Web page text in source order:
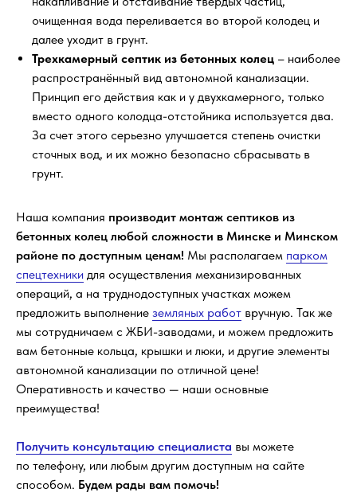
очищенная вода переливается во второй колодец и
далее уходит в грунт.
Трехкамерный септик из бетонных колец – наиболее
распространённый вид автономной канализации.
Принцип его действия как и у двухкамерного, только
вместо одного колодца-отстойника используется два.
За счет этого серьезно улучшается степень очистки
сточных вод, и их можно безопасно сбрасывать в
грунт.
Наша компания производит монтаж септиков из
бетонных колец любой сложности в Минске и Минском
районе по доступным ценам! Мы располагаем парком
спецтехники для осуществления механизированных
операций, а на труднодоступных участках можем
предложить выполнение земляных работ вручную. Так же
мы сотрудничаем с ЖБИ-заводами, и можем предложить
вам бетонные кольца, крышки и люки, и другие элементы
автономной канализации по отличной цене!
Оперативность и качество — наши основные
преимущества!
Получить консультацию специалиста вы можете
по телефону, или любым другим доступным на сайте
способом. Будем рады вам помочь!